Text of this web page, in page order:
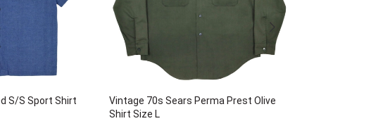
S/S Sport Shirt
Vintage 70s Sears Perma Prest Olive
Shirt Size L